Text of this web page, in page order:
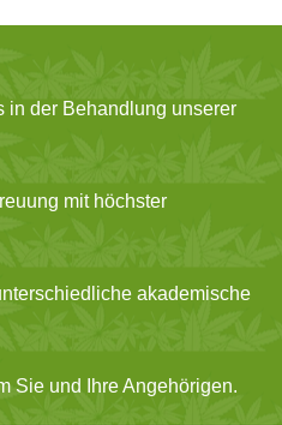
in der Behandlung unserer
mit höchster
akademische
Sie und Ihre Angehörigen.